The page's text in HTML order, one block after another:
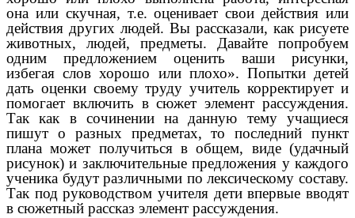
она или скучная, т.е. оценивает свои действия или
действия других людей. Вы рассказали, как рисуете
животных, людей, предметы. Давайте попробуем
одним предложением оценить ваши рисунки,
избегая слов хорошо или плохо». Попытки детей
дать оценки своему труду учитель корректирует и
помогает включить в сюжет элемент рассуждения.
Так как в сочинении на данную тему учащиеся
пишут о разных предметах, то последний пункт
плана может получиться в общем, виде (удачный
рисунок) и заключительные предложения у каждого
ученика будут различными по лексическому составу.
Так под руководством учителя дети впервые вводят
в сюжетный рассказ элемент рассуждения.